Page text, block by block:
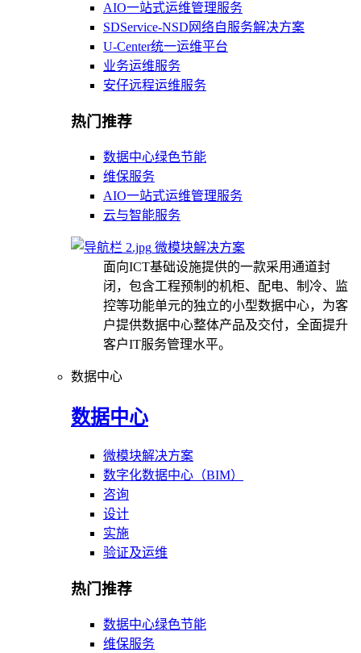
AIO一站式运维管理服务
SDService-NSD网络自服务解决方案
U-Center统一运维平台
业务运维服务
安仔远程运维服务
热门推荐
数据中心绿色节能
维保服务
AIO一站式运维管理服务
云与智能服务
微模块解决方案
面向ICT基础设施提供的一款采用通道封
闭，包含工程预制的机柜、配电、制冷、监
控等功能单元的独立的小型数据中心，为客
户提供数据中心整体产品及交付，全面提升
客户IT服务管理水平。
数据中心
数据中心
微模块解决方案
数字化数据中心（BIM）
咨询
设计
实施
验证及运维
热门推荐
数据中心绿色节能
维保服务